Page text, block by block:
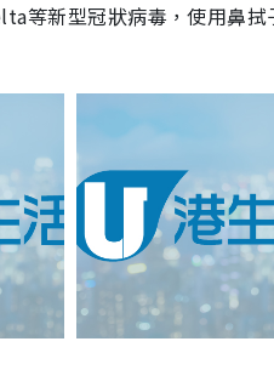
等新型冠狀病毒，使用鼻拭